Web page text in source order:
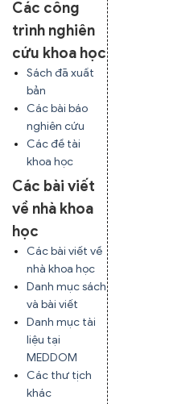
Các công
trình nghiên
cứu khoa học
Sách đã xuất
bản
Các bài báo
nghiên cứu
Các đề tài
khoa học
Các bài viết
về nhà khoa
học
Các bài viết về
nhà khoa học
Danh mục sách
và bài viết
Danh mục tài
liệu tại
MEDDOM
Các thư tịch
khác